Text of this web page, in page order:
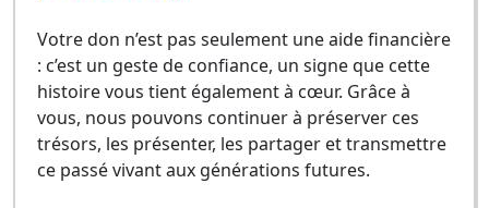
Votre don n’est pas seulement une aide financière
: c’est un geste de confiance, un signe que cette
histoire vous tient également à cœur. Grâce à
vous, nous pouvons continuer à préserver ces
trésors, les présenter, les partager et transmettre
ce passé vivant aux générations futures.